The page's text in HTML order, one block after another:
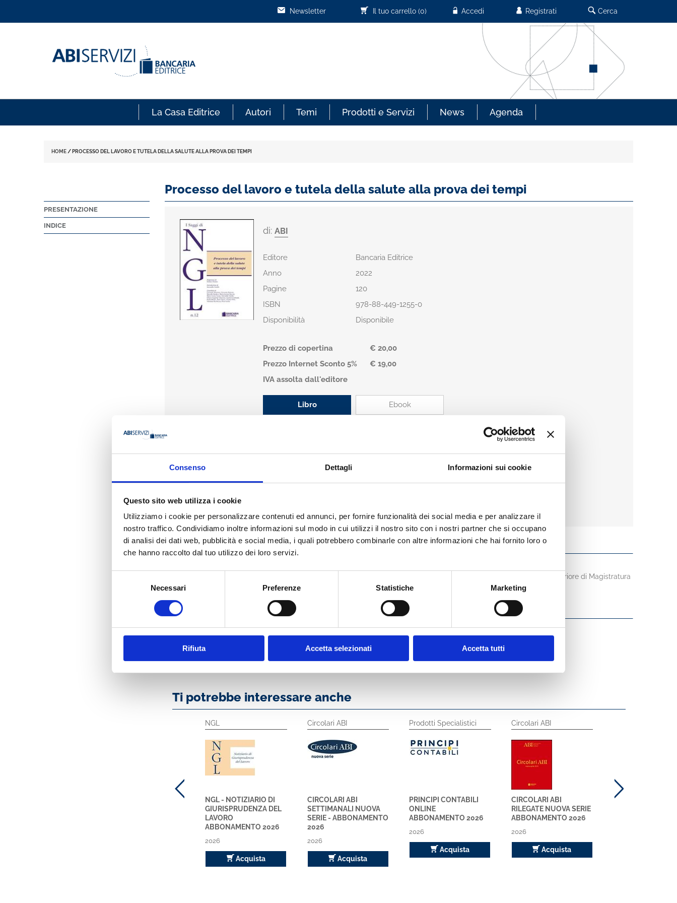
Consenso Dettagli Informazioni sui cookie
Questo sito web utilizza i cookie
Utilizziamo i cookie per personalizzare contenuti ed annunci, per fornire funzionalità dei social media e per analizzare il
nostro traffico. Condividiamo inoltre informazioni sul modo in cui utilizzi il nostro sito con i nostri partner che si occupano
di analisi dei dati web, pubblicità e social media, i quali potrebbero combinarle con altre informazioni che hai fornito loro o
che hanno raccolto dal tuo utilizzo dei loro servizi.
Necessari Preferenze Statistiche Marketing
Rifiuta Accetta selezionati Accetta tutti
Cerca
Registrati
Accedi
Il tuo carrello (0)
Newsletter
La Casa Editrice Autori Temi Prodotti e Servizi News Agenda
HOME / PROCESSO DEL LAVORO E TUTELA DELLA SALUTE ALLA PROVA DEI TEMPI
PRESENTAZIONE
INDICE
Processo del lavoro e tutela della salute alla prova dei tempi
di:ABI
Editore
Bancaria Editrice
Anno
2022
Pagine
120
ISBN
978-88-449-1255-0
Disponibilità
Disponibile
Prezzo di copertina
€ 20,00
Prezzo Internet Sconto 5%
€ 19,00
IVA assolta dall'editore
Libro Ebook
Presentazione
Il volume raccoglie gli Atti del Convegno – organizzato dall’ABI, dall’Università «Federico II» di Napoli e dalla Scuola Superiore di Magistratura
– sul tema Processo del lavoro e tutela della salute alla prova dei tempi, tenutosi a Capri l’8 ottobre 2021.
Indice
Ti potrebbe interessare anche
NGL - NOTIZIARIO
Circolari ABI
CIRCOLARI ABI
RILEGATE NUOVA SERIE
ABBONAMENTO 2026
2026
Acquista
Prodotti Specialistici
PRINCIPI CONTABILI
ONLINE
ABBONAMENTO 2026
2026
Acquista
Circolari ABI
CIRCOLARI ABI
SETTIMANALI NUOVA
SERIE - ABBONAMENTO
2026
2026
Acquista
NGL
NGL - NOTIZIARIO DI
GIURISPRUDENZA DEL
LAVORO
ABBONAMENTO 2026
2026
Acquista